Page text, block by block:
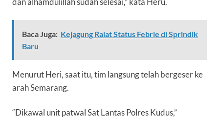
Baca Juga: Kejagung Ralat Status Febrie di Sprindik
Baru
Menurut Heri, saat itu, tim langsung telah bergeser ke
arah Semarang.
“Dikawal unit patwal Sat Lantas Polres Kudus,”